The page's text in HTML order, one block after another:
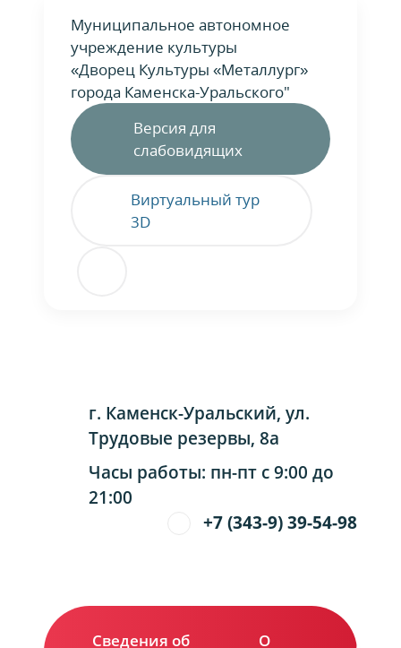
Муниципальное автономное
учреждение культуры
«Дворец Культуры «Металлург»
города Каменска-Уральского"
Версия для
слабовидящих
Виртуальный тур
3D
г. Каменск-Уральский, ул.
Трудовые резервы, 8а
Часы работы: пн-пт с 9:00 до
21:00
+7 (343-9) 39-54-98
Сведения об
О